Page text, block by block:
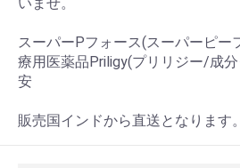
スーパーPフォース(スーパーピー
療用医薬品Priligy(プリリジー/成
安
販売国インドから直送となります。